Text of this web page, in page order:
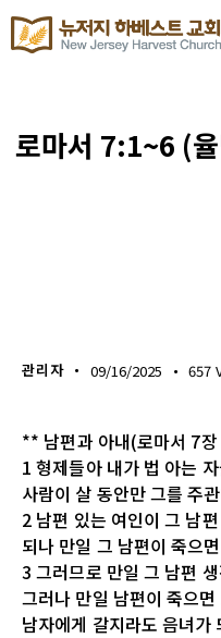
로마서 7:1~6 (
관리자 09/16/2025 657
** 남편과 아내(로마서 7
1 형제들아 내가 법 아는
사람이 살 동안만 그를 주
2 남편 있는 여인이 그 남
되나 만일 그 남편이 죽으
3 그러므로 만일 그 남편
그러나 만일 남편이 죽으
남자에게 갈지라도 음녀가